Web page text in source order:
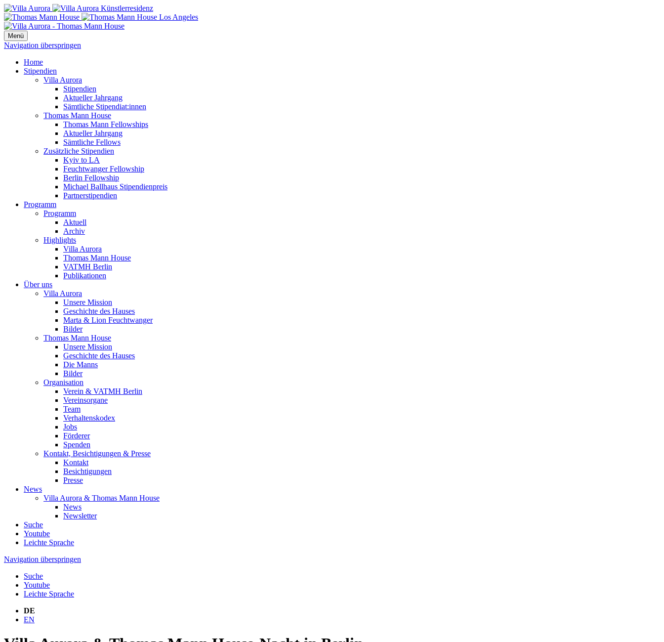
Menü
Navigation überspringen
Home
Stipendien
Villa Aurora
Stipendien
Aktueller Jahrgang
Sämtliche Stipendiat:innen
Thomas Mann House
Thomas Mann Fellowships
Aktueller Jahrgang
Sämtliche Fellows
Zusätzliche Stipendien
Kyiv to LA
Feuchtwanger Fellowship
Berlin Fellowship
Michael Ballhaus Stipendienpreis
Partnerstipendien
Programm
Programm
Aktuell
Archiv
Highlights
Villa Aurora
Thomas Mann House
VATMH Berlin
Publikationen
Über uns
Villa Aurora
Unsere Mission
Geschichte des Hauses
Marta & Lion Feuchtwanger
Bilder
Thomas Mann House
Unsere Mission
Geschichte des Hauses
Die Manns
Bilder
Organisation
Verein & VATMH Berlin
Vereinsorgane
Team
Verhaltenskodex
Jobs
Förderer
Spenden
Kontakt, Besichtigungen & Presse
Kontakt
Besichtigungen
Presse
News
Villa Aurora & Thomas Mann House
News
Newsletter
Suche
Youtube
Leichte Sprache
Navigation überspringen
Suche
Youtube
Leichte Sprache
DE
EN